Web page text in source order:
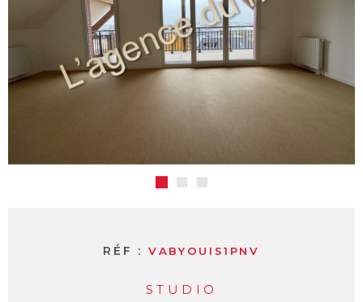
RÉF :VABYOUIS1PNV
STUDIO